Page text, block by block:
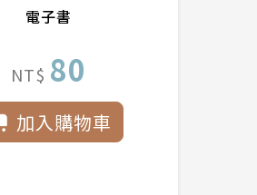
電子書
NT$ 80
加入購物車